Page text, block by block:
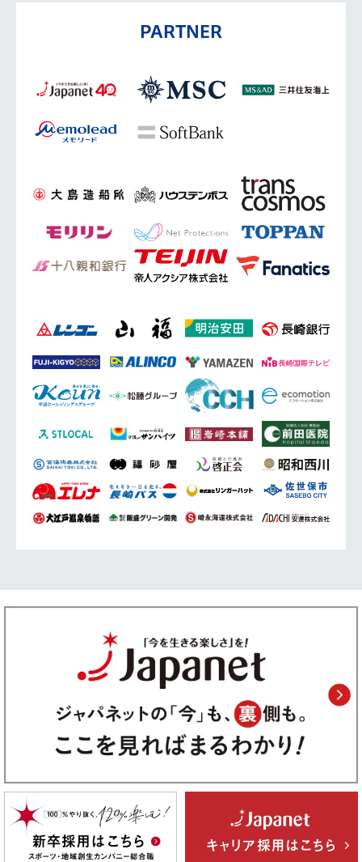
PARTNER